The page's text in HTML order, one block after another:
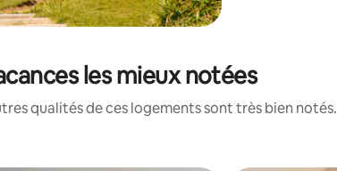
les mieux notées
qualités de ces logements sont très bien notés.